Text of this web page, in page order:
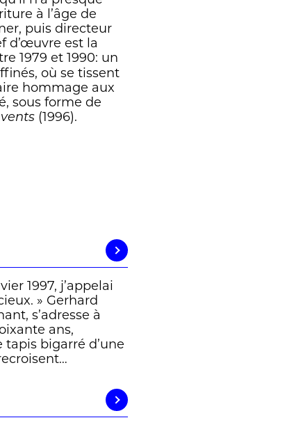
à l’âge de
puis directeur
d’œuvre est la
1979 et 1990: un
où se tissent
hommage aux
sous forme de
(1996).
1997, j’appelai
» Gerhard
s’adresse à
ans,
bigarré d’une